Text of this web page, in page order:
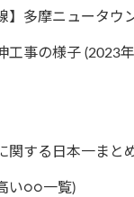
】多摩ニュータウ
工事の様子 (2023
関する日本一まと
い○○一覧)